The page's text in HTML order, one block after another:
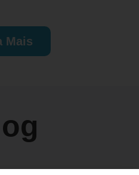
Mais